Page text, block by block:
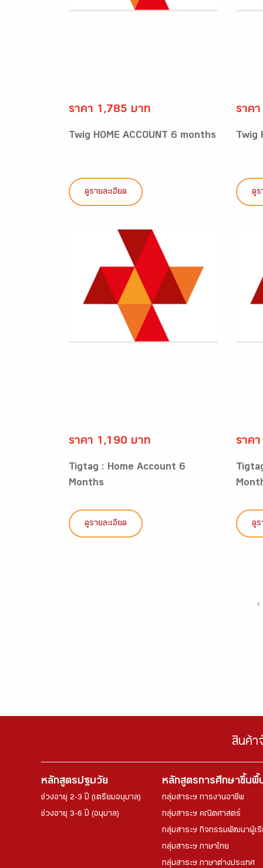
ราคา 1,785 บาท
Twig HOME ACCOUNT 6 months
ดูรายละเอียด
ราค
Twig
ดูร
ราคา 1,190 บาท
Tigtag : Home Account 6
Months
ดูรายละเอียด
ราค
ดูร
‹
สินค้า
หลักสูตรปฐมวัย
ช่วงอายุ 2-3 ปี (เตรียมอนุบาล)
ช่วงอายุ 3-6 ปี (อนุบาล)
หลักสูตรการศึกษาขึ้นพื้
กลุ่มสาระฯ การงานอาชีพ
กลุ่มสาระฯ คณิตศาสตร์
กลุ่มสาระฯ กิจกรรมพัฒนาผู้เรี
กลุ่มสาระฯ ภาษาไทย
กลุ่มสาระฯ ภาษาต่างประเทศ